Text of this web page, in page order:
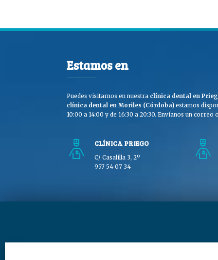
Estamos en
Puedes visitarnos en nuestra clínica dental en
clínica dental en Moriles (Córdoba) estamos
10:00 a 14:00 y de 16:30 a 20:30. Envíanos un correo
CLÍNICA PRIEGO
C/ Casalilla 3, 2º
957 54 07 34